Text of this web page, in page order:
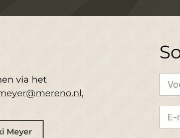
via het
,
Meyer